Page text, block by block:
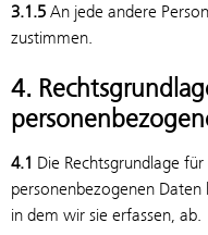
3.1.5 An jede andere
zustimmen.
4.
4.1 Die Rechtsgrundlage
personenbezogenen
in dem wir sie erfassen, ab.